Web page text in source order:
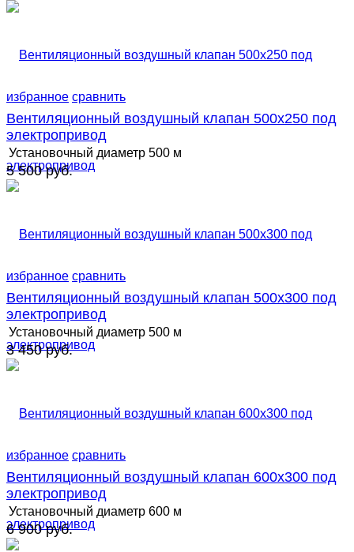
избранное сравнить
избранное сравнить
Вентиляционный воздушный клапан 500х250 под
электропривод
Установочный диаметр 500 м
5 500 руб.
избранное сравнить
Вентиляционный воздушный клапан 500х300 под
электропривод
Установочный диаметр 500 м
3 450 руб.
Вентиляционный воздушный клапан 600х300 под
электропривод
Установочный диаметр 600 м
6 900 руб.